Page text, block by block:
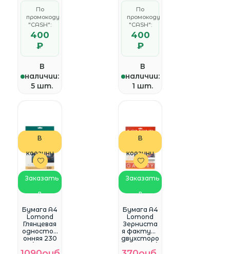
По
промокоду
"CASH":
400
₽
В
наличии:
5 шт.
По
промокоду
"CASH":
400
₽
В
наличии:
1 шт.
В
корзину
Заказать
в
WhatsApp
Бумага A4
Lomond
Глянцевая
одностор
онняя 230
В
корзину
Заказать
в
WhatsApp
Бумага A4
Lomond
Зерниста
я фактура
двухсторо